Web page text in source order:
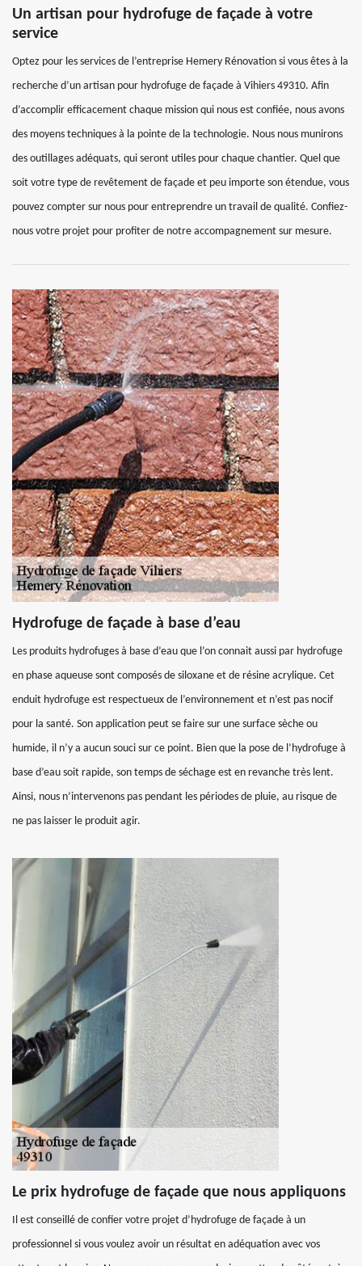
Un artisan pour hydrofuge de façade à votre
service
Optez pour les services de l’entreprise Hemery Rénovation si vous êtes à la
recherche d’un artisan pour hydrofuge de façade à Vihiers 49310. Afin
d’accomplir efficacement chaque mission qui nous est confiée, nous avons
des moyens techniques à la pointe de la technologie. Nous nous munirons
des outillages adéquats, qui seront utiles pour chaque chantier. Quel que
soit votre type de revêtement de façade et peu importe son étendue, vous
pouvez compter sur nous pour entreprendre un travail de qualité. Confiez-
nous votre projet pour profiter de notre accompagnement sur mesure.
Hydrofuge de façade à base d’eau
Les produits hydrofuges à base d’eau que l’on connait aussi par hydrofuge
en phase aqueuse sont composés de siloxane et de résine acrylique. Cet
enduit hydrofuge est respectueux de l’environnement et n’est pas nocif
pour la santé. Son application peut se faire sur une surface sèche ou
humide, il n’y a aucun souci sur ce point. Bien que la pose de l’hydrofuge à
base d’eau soit rapide, son temps de séchage est en revanche très lent.
Ainsi, nous n’intervenons pas pendant les périodes de pluie, au risque de
ne pas laisser le produit agir.
Le prix hydrofuge de façade que nous appliquons
Il est conseillé de confier votre projet d’hydrofuge de façade à un
professionnel si vous voulez avoir un résultat en adéquation avec vos